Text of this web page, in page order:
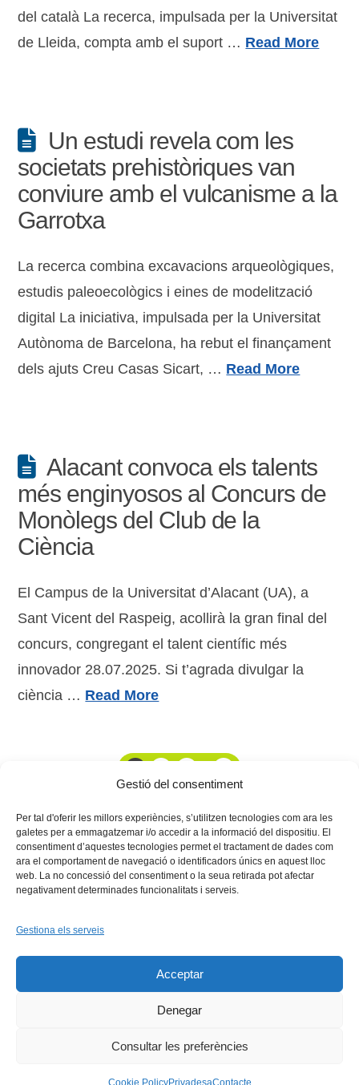
Gestió del consentiment
Per tal d'oferir les millors experiències, s’utilitzen tecnologies com ara les
galetes per a emmagatzemar i/o accedir a la informació del dispositiu. El
consentiment d’aquestes tecnologies permet el tractament de dades com
ara el comportament de navegació o identificadors únics en aquest lloc
web. La no concessió del consentiment o la seua retirada pot afectar
negativament determinades funcionalitats i serveis.
Gestiona els serveis
Acceptar
Denegar
Consultar les preferències
Cookie PolicyPrivadesaContacte
del català La recerca, impulsada per la Universitat
de Lleida, compta amb el suport … Read More
Un estudi revela com les
societats prehistòriques van
conviure amb el vulcanisme a la
Garrotxa
La recerca combina excavacions arqueològiques,
estudis paleoecològics i eines de modelització
digital La iniciativa, impulsada per la Universitat
Autònoma de Barcelona, ha rebut el finançament
dels ajuts Creu Casas Sicart, … Read More
Alacant convoca els talents
més enginyosos al Concurs de
Monòlegs del Club de la
Ciència
El Campus de la Universitat d’Alacant (UA), a
Sant Vicent del Raspeig, acollirà la gran final del
concurs, congregant el talent científic més
innovador 28.07.2025. Si t’agrada divulgar la
ciència … Read More
Instagram
Flickr
INICI QUI SOM
PROGRAMES
DESENVOLUPAMENT SOSTENIBLE
AVÍS LEGAL
Copyright © 2026 - Xarxa Vives d'Universitats